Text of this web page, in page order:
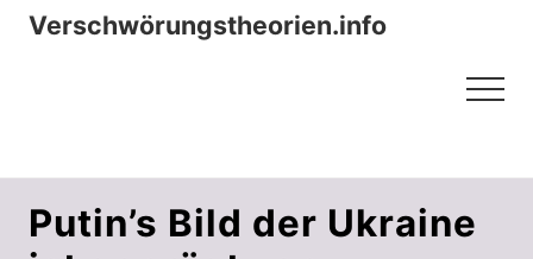
Menu
Zum
ZurVerschwörungstheorien.info
Menu
Putin’s Bild der Ukraine